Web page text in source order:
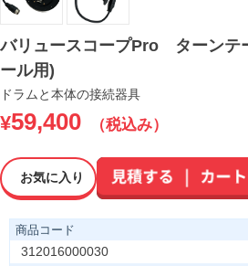
バリュースコープPro ターンテ
ール用)
ドラムと本体の接続器具
¥59,400 （税込み）
お気に入り
商品コード
312016000030